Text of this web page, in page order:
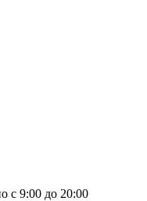
с 9:00 до 20:00